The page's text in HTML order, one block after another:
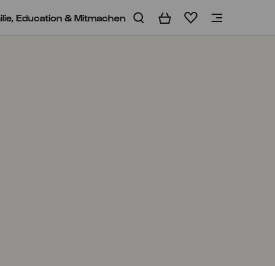
Education & Mitmachen WarenkorbMerkliste